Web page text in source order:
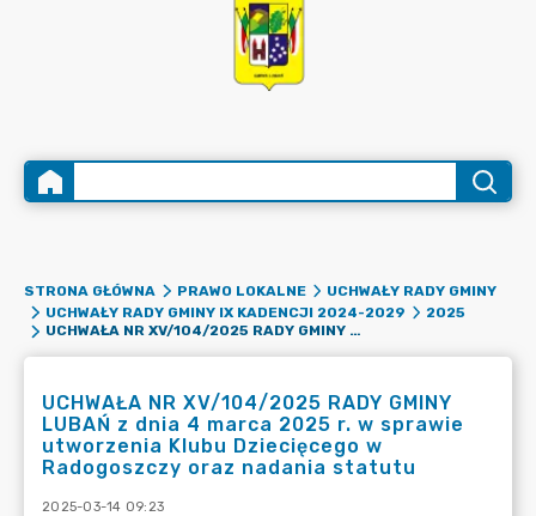
STRONA GŁÓWNA PRAWO LOKALNE
UCHWAŁY RADY GMINY
UCHWAŁY RADY GMINY IX KADENCJI 2024-2029
2025
UCHWAŁA NR XV/104/2025 RADY GMINY LUBAŃ Z DNIA 4 MARCA 2025 R. W SPRAWIE UTWORZENIA KLUBU DZIECIĘCEGO W RADOGOSZCZY ORAZ NADANIA STATUTU
UCHWAŁA NR XV/104/2025 RADY GMINY
LUBAŃ z dnia 4 marca 2025 r. w sprawie
utworzenia Klubu Dziecięcego w
Radogoszczy oraz nadania statutu
2025-03-14 09:23